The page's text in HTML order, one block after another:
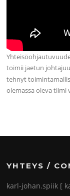
toimii jaetun
tehnyt
olemassa oleva
YHTEYS /
karl-johan.spiik [